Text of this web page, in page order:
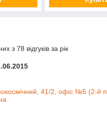
з 78 відгуків за рік
41/2, офіс №5 (2-й